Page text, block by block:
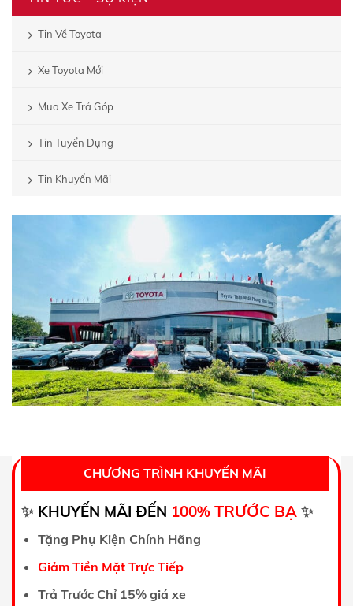
Tin Về Toyota
Xe Toyota Mới
Mua Xe Trả Góp
Tin Tuyển Dụng
Tin Khuyến Mãi
CHƯƠNG TRÌNH KHUYẾN MÃI
✨ KHUYẾN MÃI ĐẾN 100% TRƯỚC BẠ ✨
Tặng Phụ Kiện Chính Hãng
Giảm Tiền Mặt Trực Tiếp
Trả Trước Chỉ 15% giá xe